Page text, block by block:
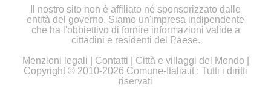
Il nostro sito non è affiliato né sponsorizzato dalle
entità del governo. Siamo un'impresa indipendente
che ha l'obbiettivo di fornire informazioni valide a
cittadini e residenti del Paese.
Menzioni legali
Contatti Città e villaggi del Mondo
Copyright © 2010-2026 Comune-Italia.it : Tutti i diritti
riservati